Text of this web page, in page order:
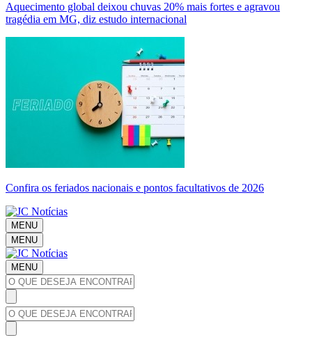
Aquecimento global deixou chuvas 20% mais fortes e agravou
tragédia em MG, diz estudo internacional
Confira os feriados nacionais e pontos facultativos de 2026
MENU
MENU
MENU